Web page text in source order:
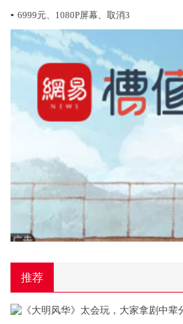
▪ 6999元、1080P屏幕、取消3
推荐